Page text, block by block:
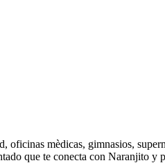
oficinas mèdicas, gimnasios,
que te conecta con Naranjito y